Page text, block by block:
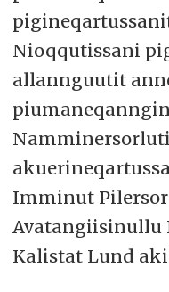
Nioqqutissani
allannguutit
Imminut
Avatangiisinullu
Kalistat Lund